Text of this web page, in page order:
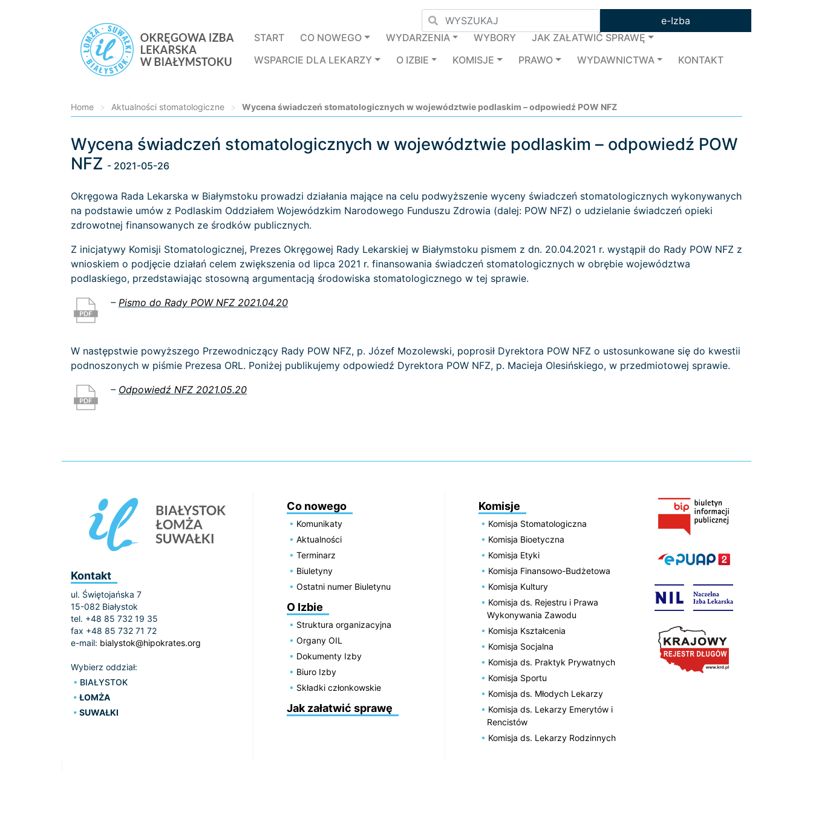
e-Izba
START
CO NOWEGO WYDARZENIA WYBORY
JAK ZAŁATWIĆ SPRAWĘ
WSPARCIE DLA LEKARZY
O IZBIE KOMISJE PRAWO WYDAWNICTWA KONTAKT
Home > Aktualności stomatologiczne > Wycena świadczeń stomatologicznych w województwie podlaskim – odpowiedź POW NFZ
Wycena świadczeń stomatologicznych w województwie podlaskim – odpowiedź POW
NFZ - 2021-05-26
Okręgowa Rada Lekarska w Białymstoku prowadzi działania mające na celu podwyższenie wyceny świadczeń stomatologicznych wykonywanych
na podstawie umów z Podlaskim Oddziałem Wojewódzkim Narodowego Funduszu Zdrowia (dalej: POW NFZ) o udzielanie świadczeń opieki
zdrowotnej finansowanych ze środków publicznych.
Z inicjatywy Komisji Stomatologicznej, Prezes Okręgowej Rady Lekarskiej w Białymstoku pismem z dn. 20.04.2021 r. wystąpił do Rady POW NFZ z
wnioskiem o podjęcie działań celem zwiększenia od lipca 2021 r. finansowania świadczeń stomatologicznych w obrębie województwa
podlaskiego, przedstawiając stosowną argumentacją środowiska stomatologicznego w tej sprawie.
– Pismo do Rady POW NFZ 2021.04.20
W następstwie powyższego Przewodniczący Rady POW NFZ, p. Józef Mozolewski, poprosił Dyrektora POW NFZ o ustosunkowane się do kwestii
podnoszonych w piśmie Prezesa ORL. Poniżej publikujemy odpowiedź Dyrektora POW NFZ, p. Macieja Olesińskiego, w przedmiotowej sprawie.
– Odpowiedź NFZ 2021.05.20
Kontakt
ul. Świętojańska 7
15-082 Białystok
tel. +48 85 732 19 35
fax +48 85 732 71 72
e-mail: bialystok@hipokrates.org
Wybierz oddział:
BIAŁYSTOK
ŁOMŻA
SUWAŁKI
Co nowego
Komunikaty
Aktualności
Terminarz
Biuletyny
Ostatni numer Biuletynu
O Izbie
Struktura organizacyjna
Organy OIL
Dokumenty Izby
Biuro Izby
Składki członkowskie
Jak załatwić sprawę
Komisje
Komisja Stomatologiczna
Komisja Bioetyczna
Komisja Etyki
Komisja Finansowo-Budżetowa
Komisja Kultury
Komisja ds. Rejestru i Prawa
Wykonywania Zawodu
Komisja Kształcenia
Komisja Socjalna
Komisja ds. Praktyk Prywatnych
Komisja Sportu
Komisja ds. Młodych Lekarzy
Komisja ds. Lekarzy Emerytów i
Rencistów
Komisja ds. Lekarzy Rodzinnych